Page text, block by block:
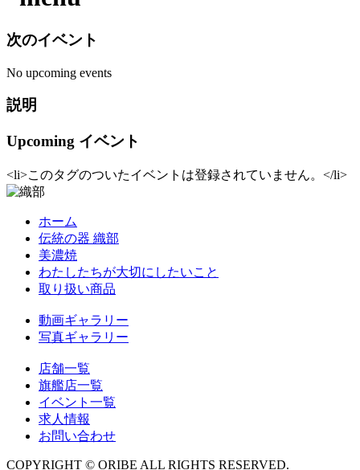
次のイベント
No upcoming events
説明
Upcoming イベント
<li>このタグのついたイベントは登録されていません。</li>
ホーム
伝統の器 織部
美濃焼
わたしたちが大切にしたいこと
取り扱い商品
動画ギャラリー
写真ギャラリー
店舗一覧
旗艦店一覧
イベント一覧
求人情報
お問い合わせ
COPYRIGHT © ORIBE ALL RIGHTS RESERVED.